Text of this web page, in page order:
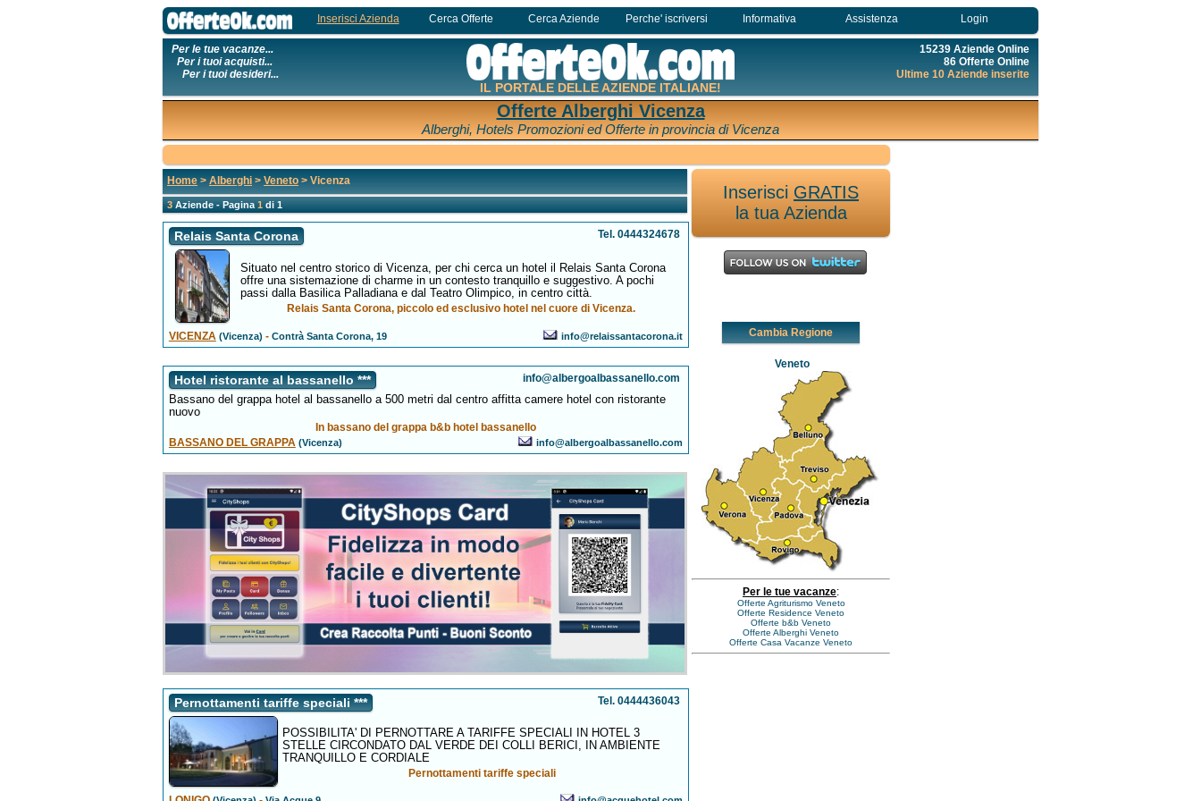
Inserisci Azienda Cerca Offerte Cerca Aziende Perche' iscriversi Informativa Assistenza Login
Per le tue vacanze...
Per i tuoi acquisti...
Per i tuoi desideri...
IL PORTALE DELLE AZIENDE ITALIANE!
15239 Aziende Online
86 Offerte Online
Ultime 10 Aziende inserite
Offerte Alberghi Vicenza
Alberghi, Hotels Promozioni ed Offerte in provincia di Vicenza
Home > Alberghi > Veneto > Vicenza
3Aziende - Pagina1di 1
Relais Santa Corona Tel. 0444324678
Situato nel centro storico di Vicenza, per chi cerca un hotel il Relais Santa Corona
offre una sistemazione di charme in un contesto tranquillo e suggestivo. A pochi
passi dalla Basilica Palladiana e dal Teatro Olimpico, in centro città.
Relais Santa Corona, piccolo ed esclusivo hotel nel cuore di Vicenza.
VICENZA (Vicenza) -Contrà Santa Corona, 19 info@relaissantacorona.it
Hotel ristorante al bassanello *** info@albergoalbassanello.com
Bassano del grappa hotel al bassanello a 500 metri dal centro affitta camere hotel con ristorante
nuovo
In bassano del grappa b&b hotel bassanello
BASSANO DEL GRAPPA (Vicenza) info@albergoalbassanello.com
Pernottamenti tariffe speciali *** Tel. 0444436043
POSSIBILITA' DI PERNOTTARE A TARIFFE SPECIALI IN HOTEL 3
STELLE CIRCONDATO DAL VERDE DEI COLLI BERICI, IN AMBIENTE
TRANQUILLO E CORDIALE
Pernottamenti tariffe speciali
Inserisci GRATIS
la tua Azienda
Cambia Regione
Veneto
Per le tue vacanze:
Offerte Agriturismo Veneto
Offerte Residence Veneto
Offerte b&b Veneto
Offerte Alberghi Veneto
Offerte Casa Vacanze Veneto